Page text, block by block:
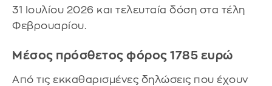
31 Ιουλίου 2026 και τελευταία δόση στα τέλη
Φεβρουαρίου.
Μέσος πρόσθετος φόρος 1785 ευρώ
Από τις εκκαθαρισμένες δηλώσεις που έχουν